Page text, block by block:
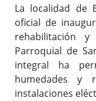
La localidad de
oficial de
rehabilitación
Parroquial de
integral ha
humedades y
instalaciones